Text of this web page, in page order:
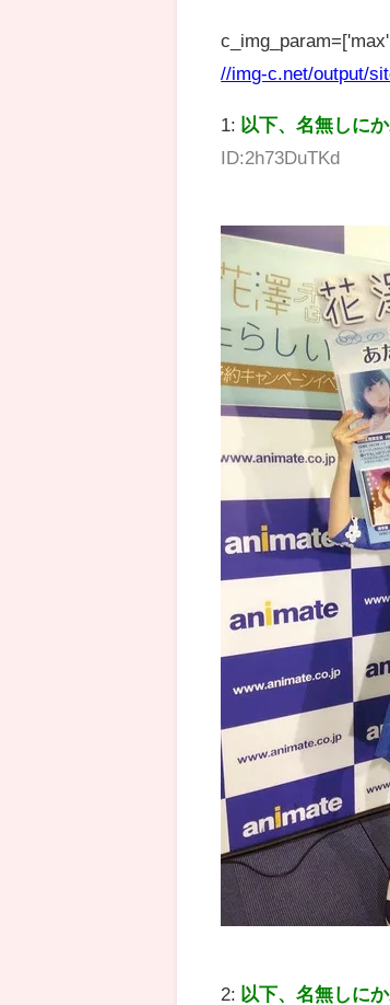
//img-c.net/output/
1: 以下、名無しに
ID:2h73DuTKd
2: 以下、名無しに